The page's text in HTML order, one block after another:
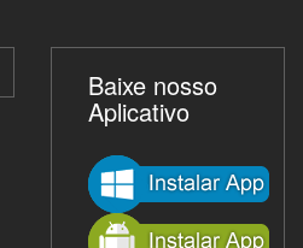
Baixe nosso
Aplicativo